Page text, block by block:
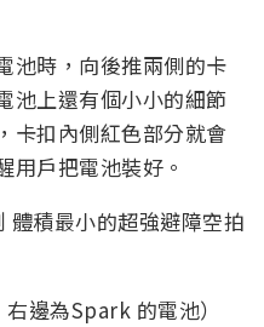
池時，向後推兩側的卡
池上還有個小小的細節
卡扣內側紅色部分就會
用戶把電池裝好。
邊為Spark 的電池）